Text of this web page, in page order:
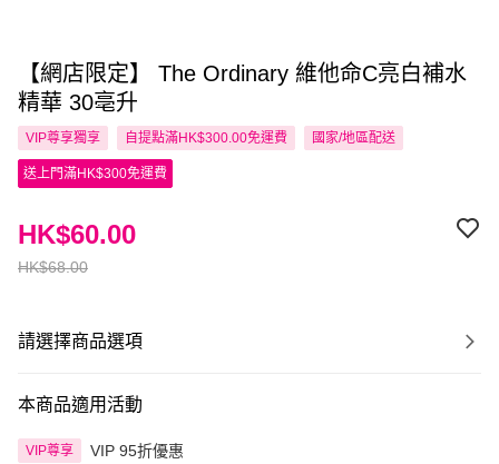
【網店限定】 The Ordinary 維他命C亮白補水
精華 30亳升
VIP尊享獨享 自提點滿HK$300.00免運費 國家/地區配送
送上門滿HK$300免運費
HK$68.00
HK$60.00
請選擇商品選項
本商品適用活動
VIP尊享 VIP 95折優惠